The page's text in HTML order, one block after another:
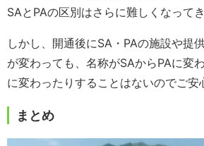
SAとPAの区別はさらに難しくなってき
しかし、開通後にSA・PAの施設や提
が変わっても、名称がSAからPAに変
に変わったりすることはないのでご安
まとめ